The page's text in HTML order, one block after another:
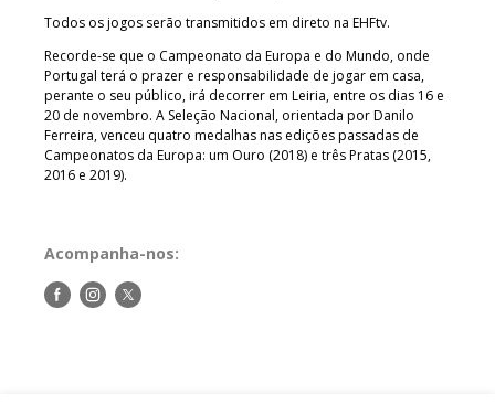
Todos os jogos serão transmitidos em direto na EHFtv.
Recorde-se que o Campeonato da Europa e do Mundo, onde
Portugal terá o prazer e responsabilidade de jogar em casa,
perante o seu público, irá decorrer em Leiria, entre os dias 16 e
20 de novembro. A Seleção Nacional, orientada por Danilo
Ferreira, venceu quatro medalhas nas edições passadas de
Campeonatos da Europa: um Ouro (2018) e três Pratas (2015,
2016 e 2019).
Acompanha-nos:
Siga-Siga-Siga-